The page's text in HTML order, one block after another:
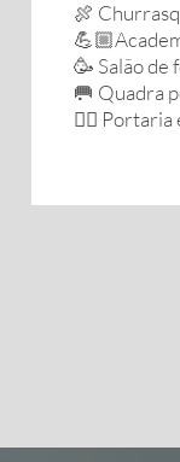
🍖
🥳 Salão de
🥅 Quadra
👮‍♀️